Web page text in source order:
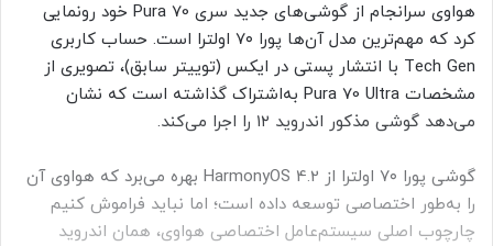
هواوی سرانجام از گوشی‌های جدید سری Pura 70 خود رونمایی
کرد که مهم‌ترین مدل آن‌ها پورا ۷۰ اولترا است. حساب کاربری
Tech Gen با انتشار پستی در ایکس (توییتر سابق)، تصویری از
مشخصات Pura 70 Ultra به‌اشتراک گذاشته است که نشان
می‌دهد گوشی مذکور اندروید ۱۲ را اجرا می‌کند.
گوشی پورا ۷۰ اولترا از HarmonyOS 4.2 بهره می‌برد که هواوی آن
را به‌طور اختصاصی توسعه داده است؛ اما نباید فراموش کنیم
چارچوب اصلی سیستم‌عامل اختصاصی هواوی، همان اندروید